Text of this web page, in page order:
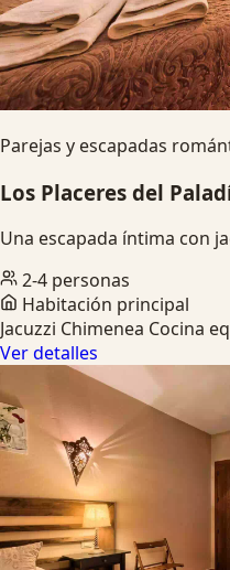
Parejas y escapadas
Los Placeres del
Una escapada íntima con
2-4 personas
Habitación principal
Jacuzzi Chimenea Cocina
Ver detalles